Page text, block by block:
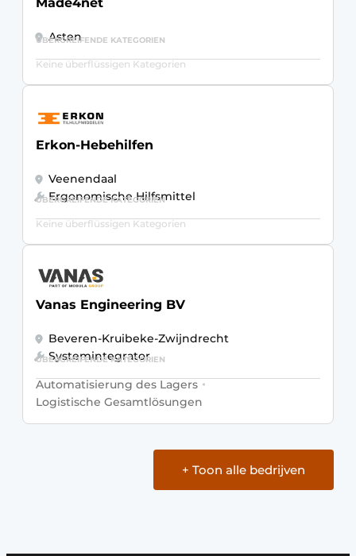
Asten
ÜBERGREIFENDE KATEGORIEN
Keine überflüssigen Kategorien
Erkon-Hebehilfen
Veenendaal
Ergonomische Hilfsmittel
ÜBERGREIFENDE KATEGORIEN
Keine überflüssigen Kategorien
Vanas Engineering BV
Beveren-Kruibeke-Zwijndrecht
Systemintegrator
ÜBERGREIFENDE KATEGORIEN
Automatisierung des Lagers
Logistische Gesamtlösungen
+ Toon alle bedrijven